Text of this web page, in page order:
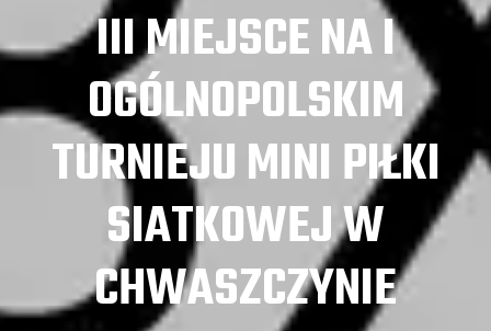
III MIEJSCE NA I
OGÓLNOPOLSKIM
TURNIEJU MINI PIŁKI
SIATKOWEJ W
CHWASZCZYNIE